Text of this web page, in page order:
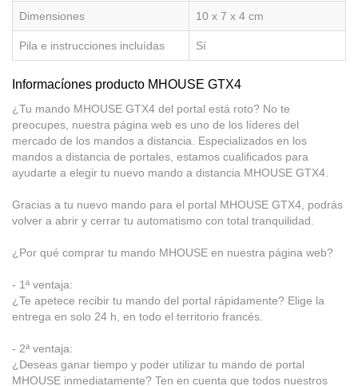
Dimensiones 10 x 7 x 4 cm
Pila e instrucciones incluídas Sí
Informacíones producto MHOUSE GTX4
¿Tu mando MHOUSE GTX4 del portal está roto? No te
preocupes, nuestra página web es uno de los líderes del
mercado de los mandos a distancia. Especializados en los
mandos a distancia de portales, estamos cualificados para
ayudarte a elegir tu nuevo mando a distancia MHOUSE GTX4.
Gracias a tu nuevo mando para el portal MHOUSE GTX4, podrás
volver a abrir y cerrar tu automatismo con total tranquilidad.
¿Por qué comprar tu mando MHOUSE en nuestra página web?
- 1ª ventaja:
¿Te apetece recibir tu mando del portal rápidamente? Elige la
entrega en solo 24 h, en todo el territorio francés.
- 2ª ventaja:
¿Deseas ganar tiempo y poder utilizar tu mando de portal
MHOUSE inmediatamente? Ten en cuenta que todos nuestros